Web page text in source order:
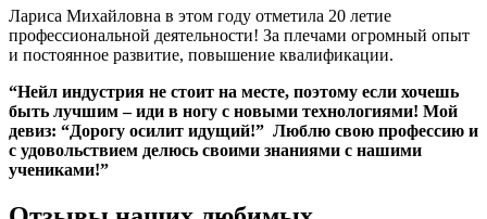
Лариса Михайловна в этом году отметила 20 летие
профессиональной деятельности! За плечами огромный опыт
и постоянное развитие, повышение квалификации.
“Нейл индустрия не стоит на месте, поэтому если хочешь
быть лучшим – иди в ногу с новыми технологиями! Мой
девиз: “Дорогу осилит идущий!” Люблю свою профессию и
с удовольствием делюсь своими знаниями с нашими
учениками!”